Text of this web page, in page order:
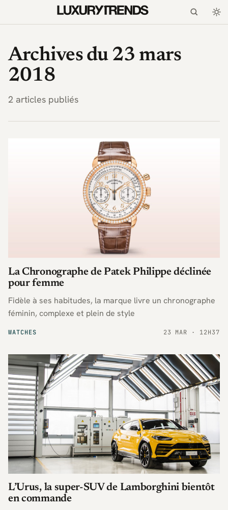
Archives du 23 mars
2018
2 articles publiés
WATCHES
La Chronographe de Patek Philippe déclinée
pour femme
Fidèle à ses habitudes, la marque livre un chronographe
féminin, complexe et plein de style
23 MAR · 12H37
L’Urus, la super-SUV de Lamborghini bientôt
en commande